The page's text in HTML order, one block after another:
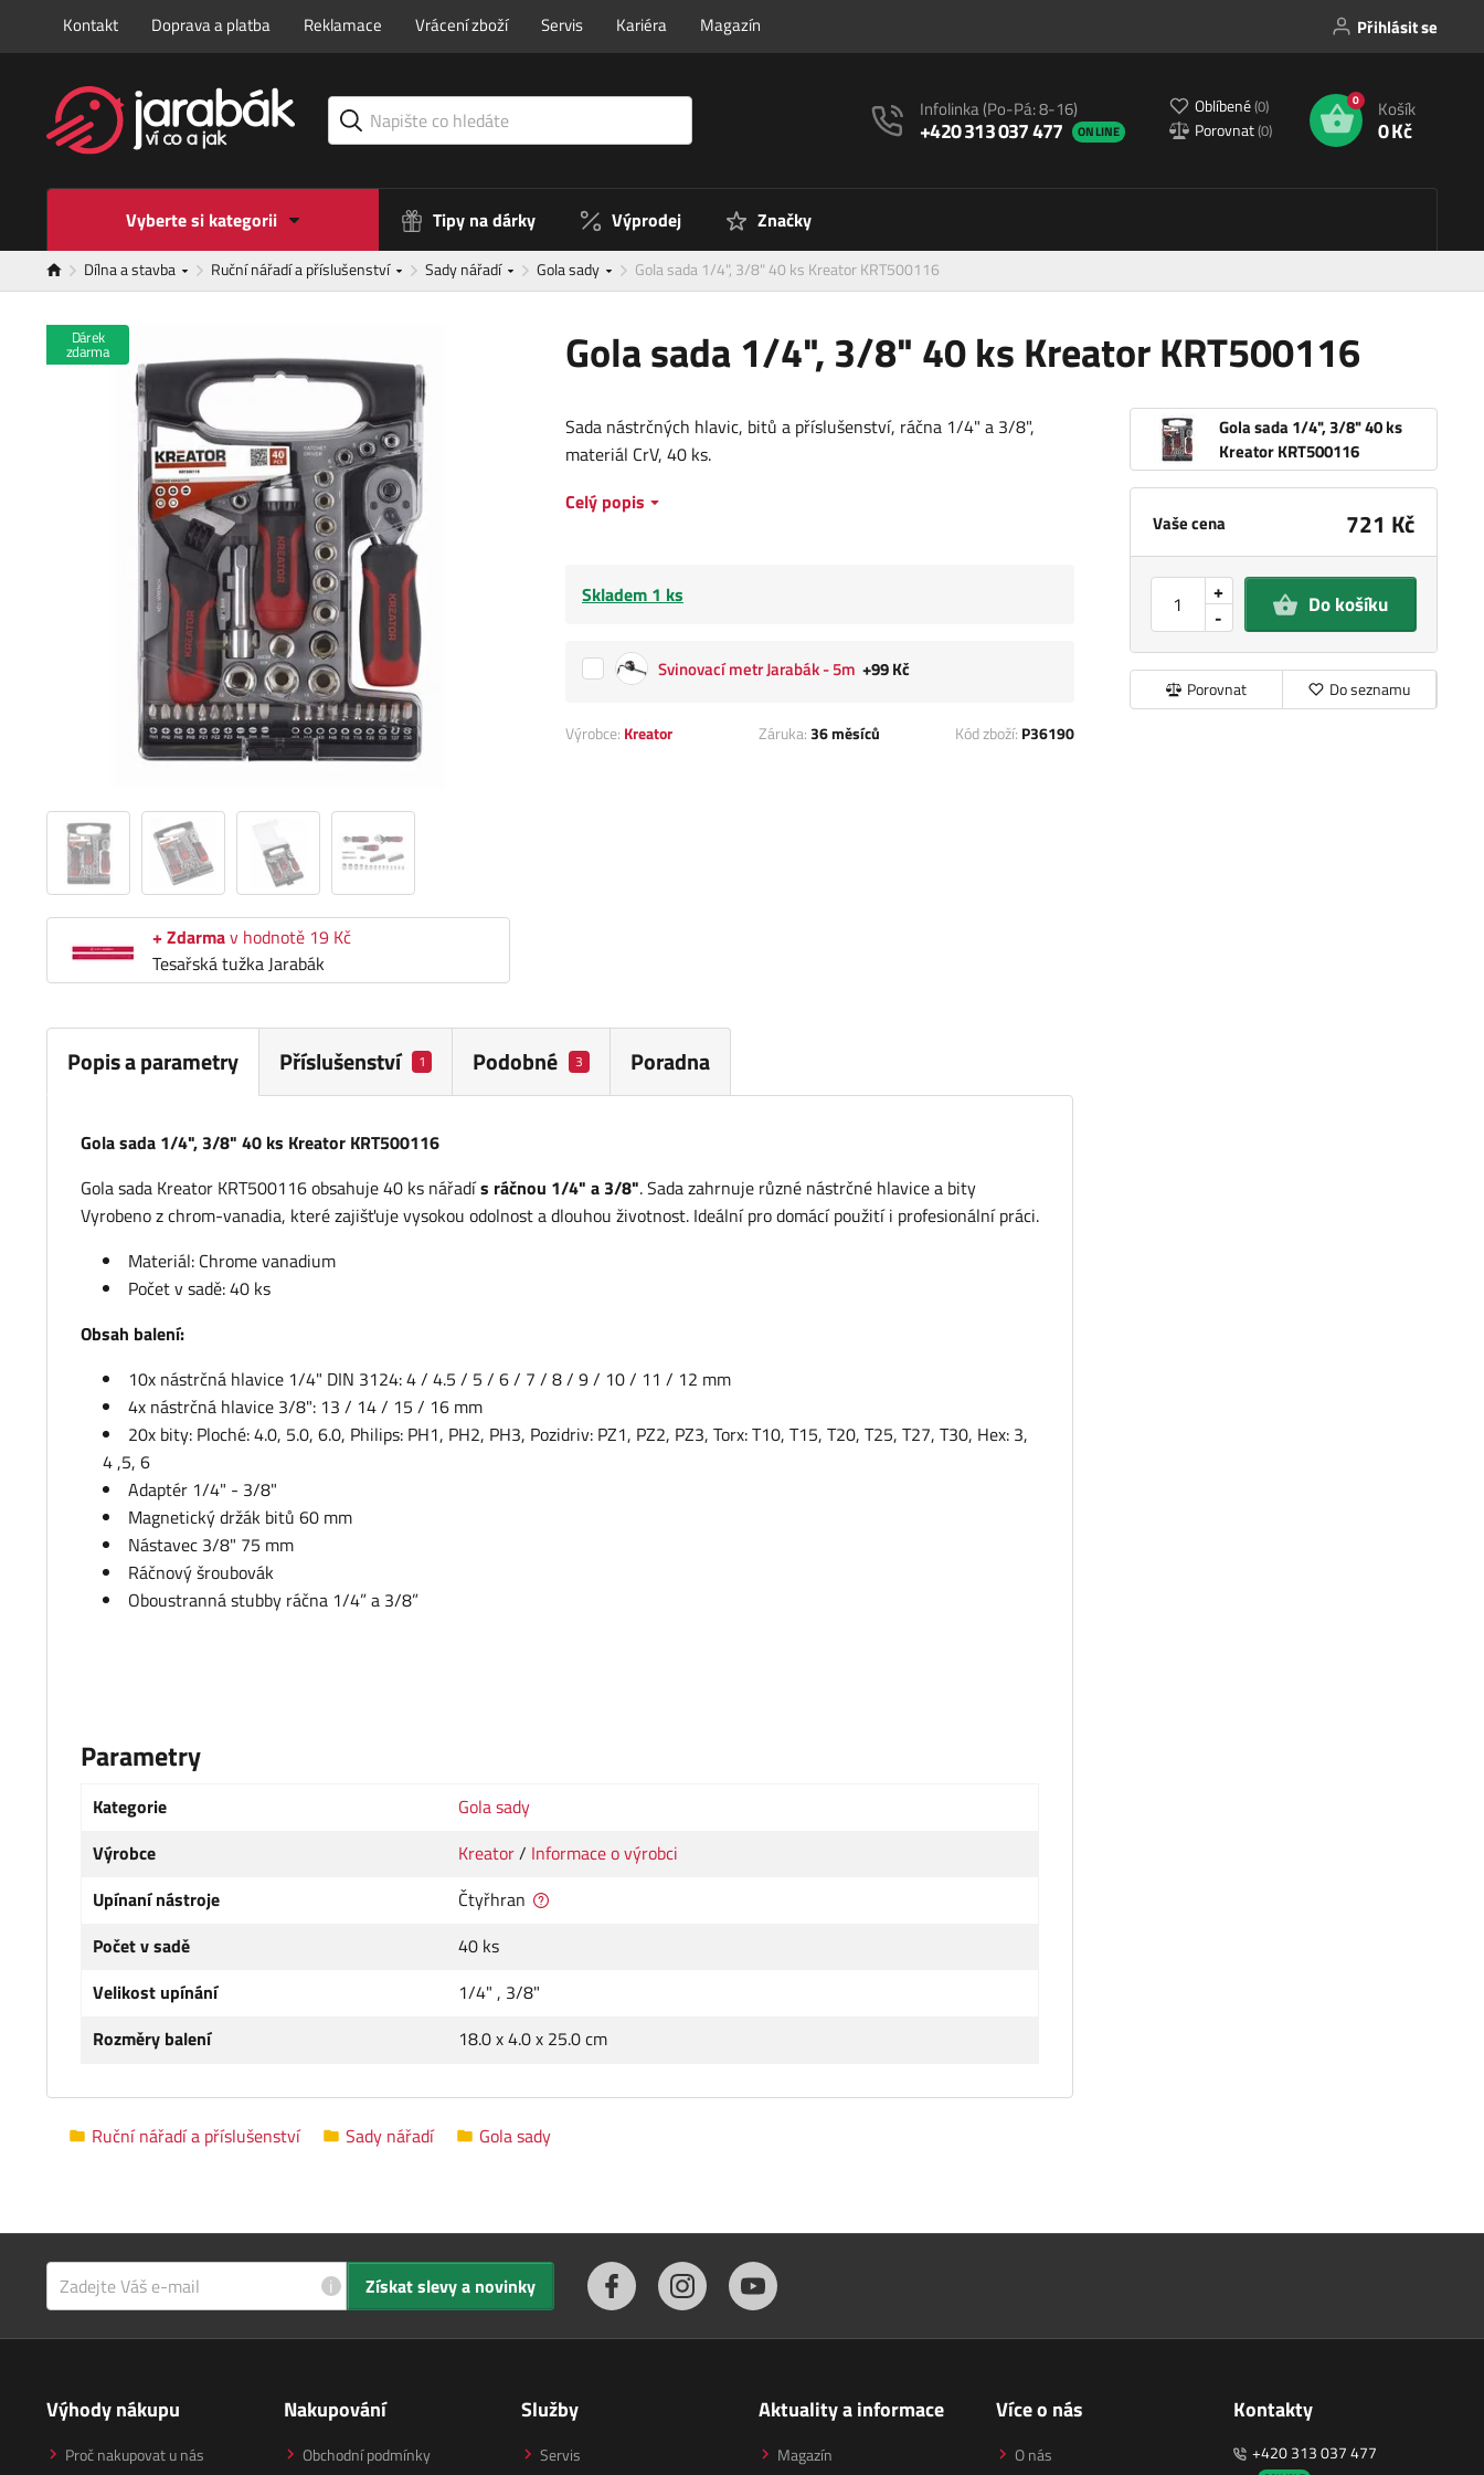
Kontakt Doprava a platba Reklamace Vrácení zboží Servis Kariéra Magazín Přihlásit se
Infolinka(Po-Pá: 8-16)
+420 313 037 477 ONLINE
Oblíbené(0)
Porovnat(0)
0 Košík
0 Kč
Vyberte si kategorii Tipy na dárky Výprodej Značky
Dílna a stavba Ruční nářadí a příslušenství Sady nářadí Gola sady Gola sada 1/4", 3/8" 40 ks Kreator KRT500116
Gola sada 1/4", 3/8" 40 ks Kreator KRT500116
Dárek
zdarma
+ Zdarmav hodnotě 19 Kč
Tesařská tužka Jarabák
Gola sada 1/4", 3/8" 40 ks
Kreator KRT500116
Vaše cena 721 Kč
-
+ Do košíku
Porovnat Do seznamu
Sada nástrčných hlavic, bitů a příslušenství, ráčna 1/4" a 3/8",
materiál CrV, 40 ks.
Celý popis
Skladem 1 ks
Svinovací metr Jarabák - 5m +99 Kč
Výrobce: Kreator Záruka:36 měsíců Kód zboží: P36190
Popis a parametry Příslušenství 1 Podobné 3 Poradna
Gola sada 1/4", 3/8" 40 ks Kreator KRT500116
Gola sada Kreator KRT500116 obsahuje 40 ks nářadís ráčnou 1/4" a 3/8". Sada zahrnuje různé nástrčné hlavice a bity
Vyrobeno z chrom-vanadia, které zajišťuje vysokou odolnost a dlouhou životnost. Ideální pro domácí použití i profesionální práci.
Materiál: Chrome vanadium
Počet v sadě: 40 ks
Obsah balení:
10x nástrčná hlavice 1/4" DIN 3124: 4 / 4.5 / 5 / 6 / 7 / 8 / 9 / 10 / 11 / 12 mm
4x nástrčná hlavice 3/8": 13 / 14 / 15 / 16 mm
20x bity: Ploché: 4.0, 5.0, 6.0, Philips: PH1, PH2, PH3, Pozidriv: PZ1, PZ2, PZ3, Torx: T10, T15, T20, T25, T27, T30, Hex: 3,
4 ,5, 6
Adaptér 1/4" - 3/8"
Magnetický držák bitů 60 mm
Nástavec 3/8" 75 mm
Ráčnový šroubovák
Oboustranná stubby ráčna 1/4” a 3/8”
Parametry
Kategorie
Gola sady
Výrobce
Kreator/ Informace o výrobci
Upínaní nástroje
Čtyřhran
Počet v sadě
40 ks
Velikost upínání
1/4" , 3/8"
Rozměry balení
18.0 x 4.0 x 25.0 cm
Ruční nářadí a příslušenství Sady nářadí Gola sady
i Získat slevy a novinky
Výhody nákupu
Proč nakupovat u nás
Nakupování
Obchodní podmínky
Služby
Servis
Aktuality a informace
Magazín
Více o nás
O nás
Kontakty
+420 313 037 477